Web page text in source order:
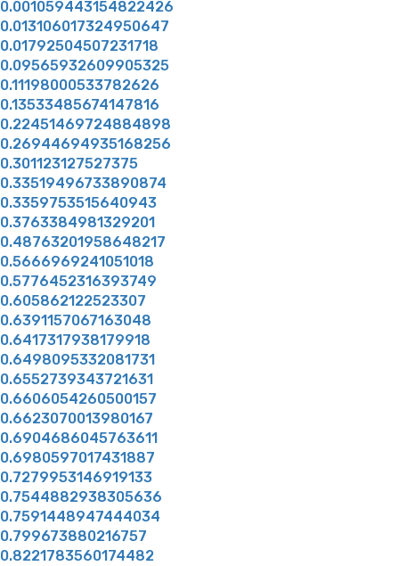
0.001059443154822426
0.013106017324950647
0.01792504507231718
0.09565932609905325
0.11198000533782626
0.13533485674147816
0.22451469724884898
0.26944694935168256
0.301123127527375
0.33519496733890874
0.3359753515640943
0.3763384981329201
0.48763201958648217
0.5666969241051018
0.5776452316393749
0.605862122523307
0.6391157067163048
0.6417317938179918
0.6498095332081731
0.6552739343721631
0.6606054260500157
0.6623070013980167
0.6904686045763611
0.6980597017431887
0.7279953146919133
0.7544882938305636
0.7591448947444034
0.799673880216757
0.8221783560174482